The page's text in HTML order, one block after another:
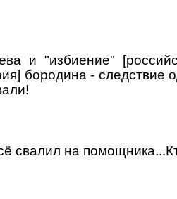
и "избиение"
бородина - следствие
свалил на